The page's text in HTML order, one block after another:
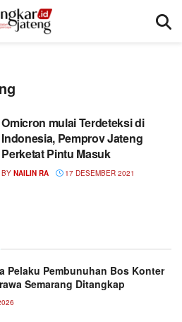
Omicron mulai Terdeteksi di
Indonesia, Pemprov Jateng
Perketat Pintu Masuk
BY NAILIN RA 17 DESEMBER 2021
Pelaku Pembunuhan Bos Konter
Semarang Ditangkap